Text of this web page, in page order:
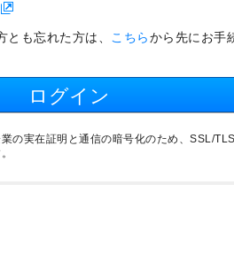
も忘れた方は、 こちらから先にお手
ログイン
の実在証明と通信の暗号化のため、SSL/